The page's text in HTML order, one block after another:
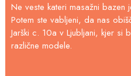
Ne veste kateri masažni bazen
Potem ste vabljeni, da nas
Jarški c. 10a v Ljubljani, kjer si
različne modele.